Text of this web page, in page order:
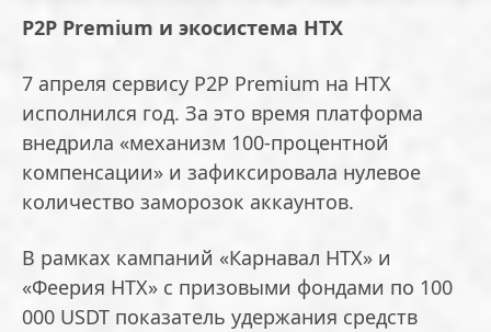
P2P Premium и экосистема HTX
7 апреля сервису P2P Premium на HTX
исполнился год. За это время платформа
внедрила «механизм 100-процентной
компенсации» и зафиксировала нулевое
количество заморозок аккаунтов.
В рамках кампаний «Карнавал HTX» и
«Феерия HTX» с призовыми фондами по 100
000 USDT показатель удержания средств